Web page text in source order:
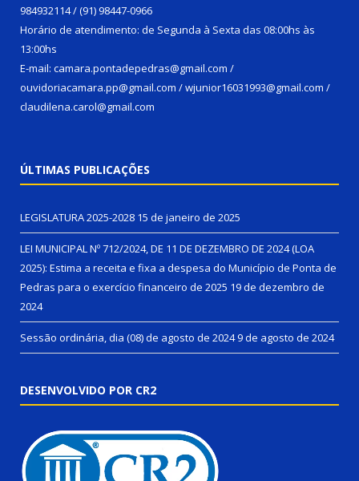
984932114 / (91) 98447-0966
Horário de atendimento: de Segunda à Sexta das 08:00hs às
13:00hs
E-mail: camara.pontadepedras@gmail.com /
ouvidoriacamara.pp@gmail.com / wjunior16031993@gmail.com /
claudilena.carol@gmail.com
ÚLTIMAS PUBLICAÇÕES
LEGISLATURA 2025-2028 15 de janeiro de 2025
LEI MUNICIPAL Nº 712/2024, DE 11 DE DEZEMBRO DE 2024 (LOA
2025): Estima a receita e fixa a despesa do Município de Ponta de
Pedras para o exercício financeiro de 2025 19 de dezembro de
2024
Sessão ordinária, dia (08) de agosto de 20249 de agosto de 2024
DESENVOLVIDO POR CR2